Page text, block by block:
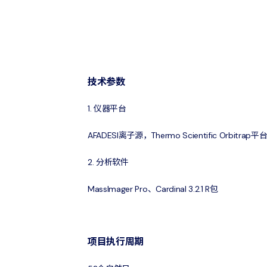
技术参数
1. 仪器平台
AFADESI离子源，Thermo Scientific Orbitrap平台
2. 分析软件
MassImager Pro、Cardinal 3.2.1 R包
项目执行周期